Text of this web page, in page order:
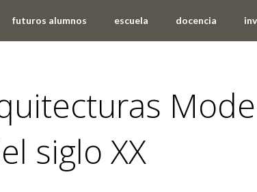
futuros alumnos escuela docencia
siglo XX